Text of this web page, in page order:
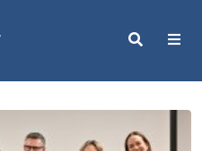
Search